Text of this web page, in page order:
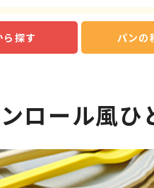
探す パンの
ロール風ひ